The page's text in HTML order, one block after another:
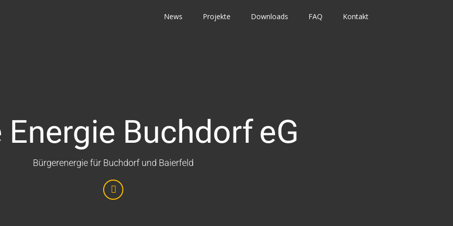
News Projekte Downloads FAQ Kontakt
Energie Buchdorf eG
Bürgerenergie für Buchdorf und Baierfeld